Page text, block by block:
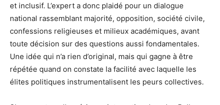
et inclusif. L’expert a donc plaidé pour un dialogue
national rassemblant majorité, opposition, société civile,
confessions religieuses et milieux académiques, avant
toute décision sur des questions aussi fondamentales.
Une idée qui n’a rien d’original, mais qui gagne à être
répétée quand on constate la facilité avec laquelle les
élites politiques instrumentalisent les peurs collectives.